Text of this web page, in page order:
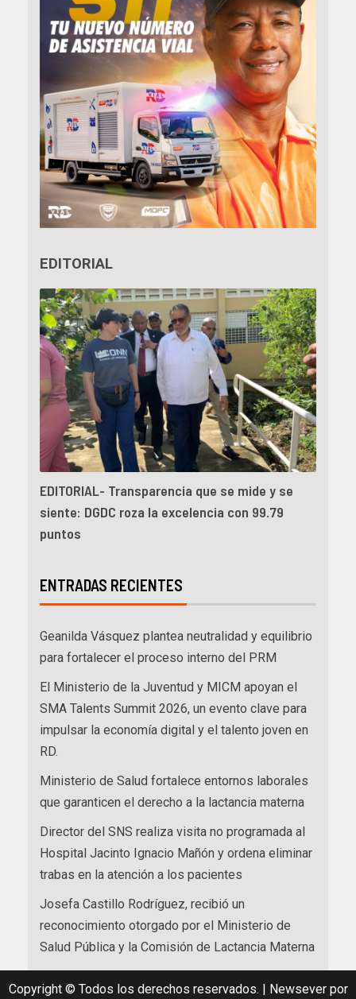
EDITORIAL
EDITORIAL- Transparencia que se mide y se
siente: DGDC roza la excelencia con 99.79
puntos
ENTRADAS RECIENTES
Geanilda Vásquez plantea neutralidad y equilibrio
para fortalecer el proceso interno del PRM
El Ministerio de la Juventud y MICM apoyan el
SMA Talents Summit 2026, un evento clave para
impulsar la economía digital y el talento joven en
RD.
Ministerio de Salud fortalece entornos laborales
que garanticen el derecho a la lactancia materna
Director del SNS realiza visita no programada al
Hospital Jacinto Ignacio Mañón y ordena eliminar
trabas en la atención a los pacientes
Josefa Castillo Rodríguez, recibió un
reconocimiento otorgado por el Ministerio de
Salud Pública y la Comisión de Lactancia Materna
Copyright © Todos los derechos reservados. Newseverpor